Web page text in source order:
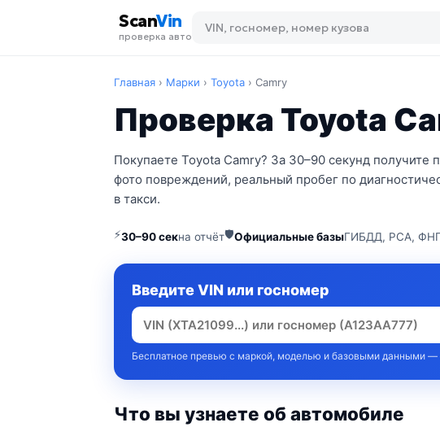
ScanVin
проверка авто
Главная › Марки › Toyota › Camry
Проверка Toyota
Покупаете Toyota Camry? За 30–90 секунд
фото повреждений, реальный пробег по
в такси.
⚡30–90 секна отчёт🛡Официальные базыГИБДД, РСА,
Введите VIN или госномер
Бесплатное превью с маркой, моделью и базовыми данными —
Что вы узнаете об автомобиле